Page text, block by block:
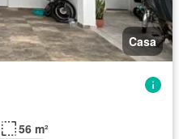
Casa
56 m²